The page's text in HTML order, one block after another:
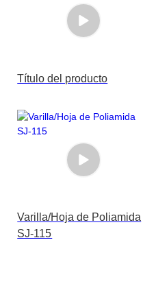
Título del producto
Varilla/Hoja de Poliamida
SJ-115